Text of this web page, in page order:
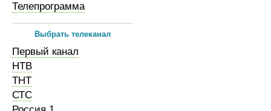
Телепрограмма
Выбрать телеканал
Первый канал
НТВ
ТНТ
СТС